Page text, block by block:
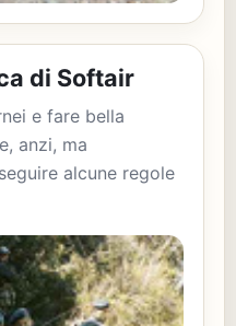
di Softair
e fare bella
anzi, ma
alcune regole